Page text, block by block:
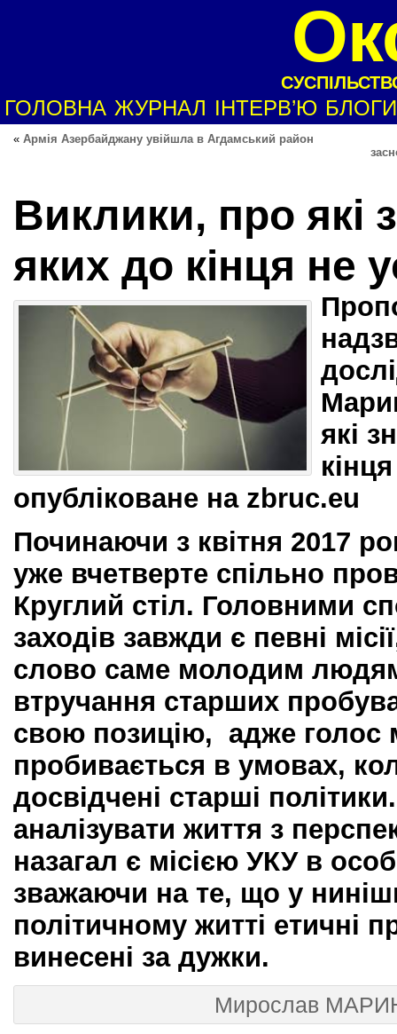
ГОЛОВНА ЖУРНАЛ ІНТЕРВ’Ю БЛОГИ
« Армія Азербайджану увійшла в Агдамський район
Виклики, про які
яких до кінця не
які
опубліковане на zbruc.eu
Починаючи з квітня 2017
уже вчетверте спільно
Круглий стіл. Головними
заходів завжди є певні
слово саме молодим
втручання старших
свою позицію, адже голос
пробивається в умовах,
досвідчені старші
аналізувати життя з
назагал є місією УКУ в
зважаючи на те, що у
політичному житті етичні
винесені за дужки.
Мирослав